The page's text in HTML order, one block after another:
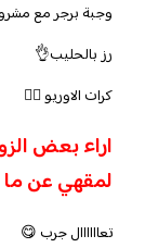
وجبة برجر مع
رز بالحليب👌
كرات الاوريو 👌🏻
اراء بعض
لمقهي عن ما
تعاااااال جرب 😋